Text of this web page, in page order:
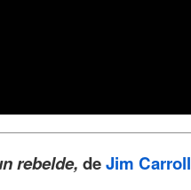
rebelde, deJim Carroll